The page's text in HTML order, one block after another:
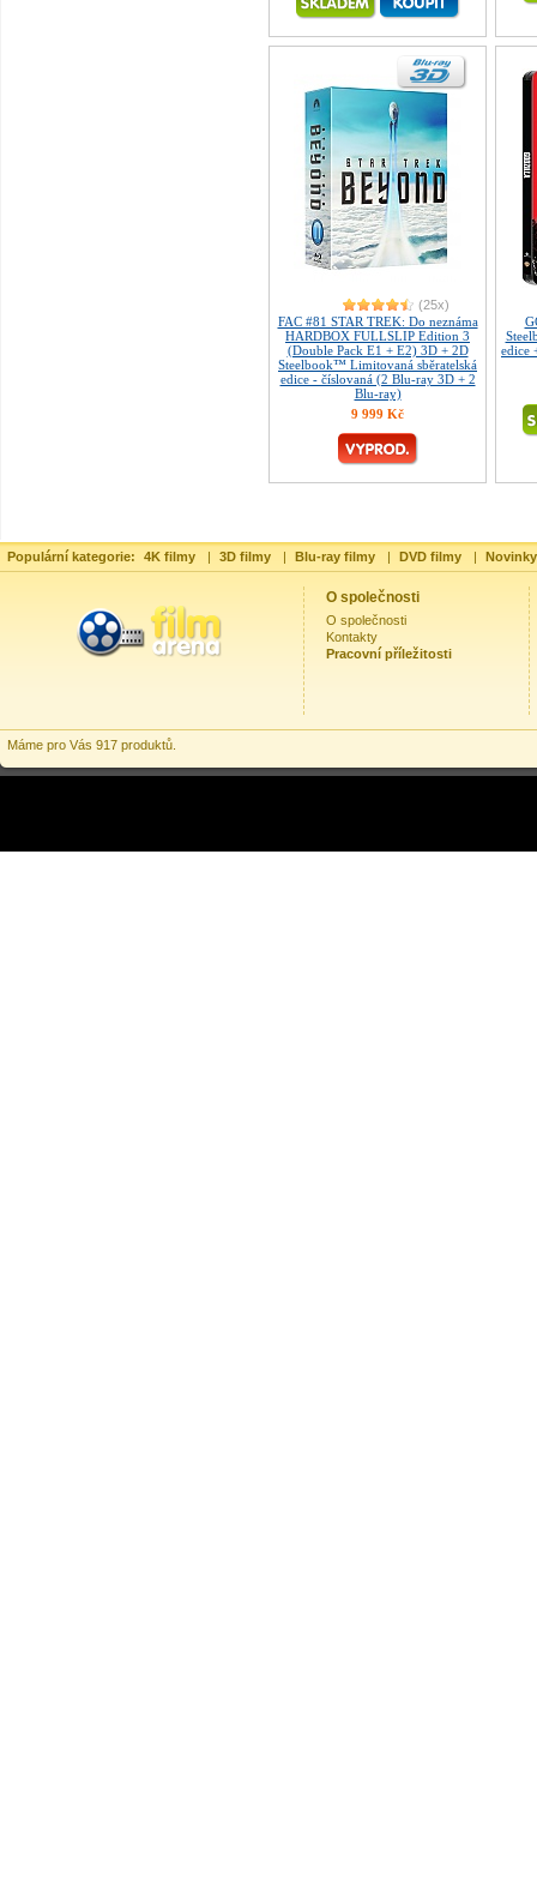
(25x)
FAC #81 STAR TREK: Do neznáma
HARDBOX FULLSLIP Edition 3
(Double Pack E1 + E2) 3D + 2D
Steelbook™ Limitovaná sběratelská
edice - číslovaná (2 Blu-ray 3D + 2
Blu-ray)
9 999 Kč
edice
Populární kategorie: 4K filmy | 3D filmy | Blu-ray filmy | DVD filmy |
O společnosti
O společnosti
Kontakty
Pracovní příležitosti
Máme pro Vás 917 produktů.